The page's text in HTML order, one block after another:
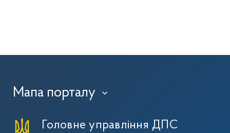
Мапа порталу ›
Головне управління ДПС